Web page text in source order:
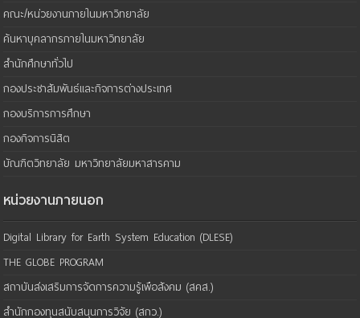
คณะ/หน่วยงานภายในมหาวิทยาลัย
ค้นหาบุคลากรภายในมหาวิทยาลัย
สำนักศึกษาทั่วไป
กองประชาสัมพันธ์และกิจการต่างประเทศ
กองบริการการศึกษา
กองกิจการนิสิต
บัณฑิตวิทยาลัย มหาวิทยาลัยมหาสารคาม
หน่วยงานภายนอก
Digital Library for Earth System Education (DLESE)
THE GLOBE PROGRAM
สถาบันส่งเสริมการจัดการความรู้เพือสังคม (สคส.)
สำนักกองทุนสนับสนุนการวิจัย (สกว.)